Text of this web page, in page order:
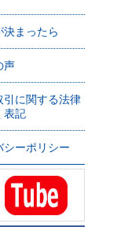
決まったら
声
引に関する法律
表記
シーポリシー